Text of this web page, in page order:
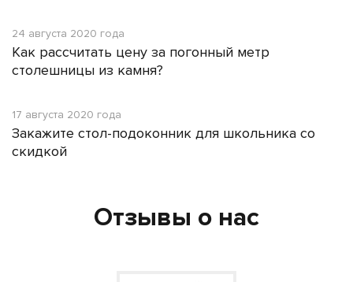
24 августа 2020 года
Как рассчитать цену за погонный метр
столешницы из камня?
17 августа 2020 года
Закажите стол-подоконник для школьника со
скидкой
Отзывы о нас